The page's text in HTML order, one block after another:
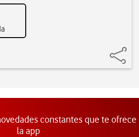
constantes que te ofrece
la app